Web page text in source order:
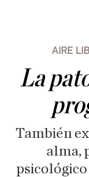
AIRE
La
También
alma,